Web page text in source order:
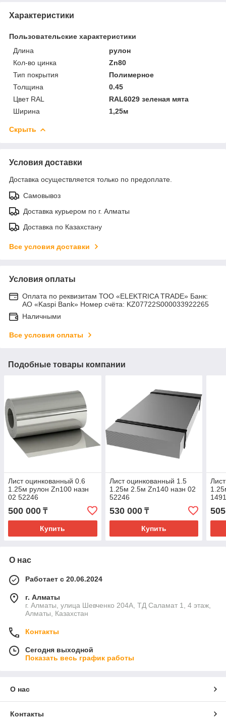
Характеристики
Пользовательские характеристики
Длина
рулон
Кол-во цинка
Zn80
Тип покрытия
Полимерное
Толщина
0.45
Цвет RAL
RAL6029 зеленая мята
Ширина
1,25м
Скрыть
Условия доставки
Доставка осуществляется только по предоплате.
Самовывоз
Доставка курьером по г. Алматы
Доставка по Казахстану
Все условия доставки
Условия оплаты
Оплата по реквизитам ТОО «ELEKTRICA TRADE» Банк:
АО «Kaspi Bank» Номер счёта: KZ07722S000033922265
Наличными
Все условия оплаты
Подобные товары компании
Лист оцинкованный 0.6
1.25м рулон Zn100 назн
02 52246
500 000 ₸
Купить
Лист оцинкованный 1.5
1.25м 2.5м Zn140 назн 02
52246
530 000₸
Купить
О нас
Работает с 20.06.2024
г. Алматы
г. Алматы, улица Шевченко 204А, ТД Саламат 1, 4 этаж,
Алматы, Казахстан
Контакты
Сегодня выходной
Показать весь график работы
О нас
Контакты